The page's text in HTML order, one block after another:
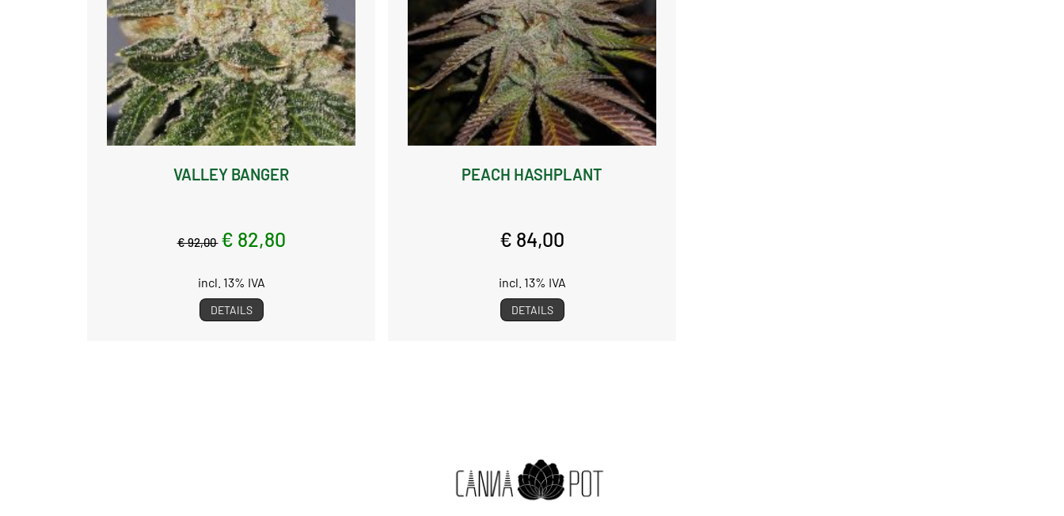
VALLEY BANGER
€ 92,00 € 82,80
incl. 13% IVA
DETAILS
PEACH HASHPLANT
€ 84,00
incl. 13% IVA
DETAILS